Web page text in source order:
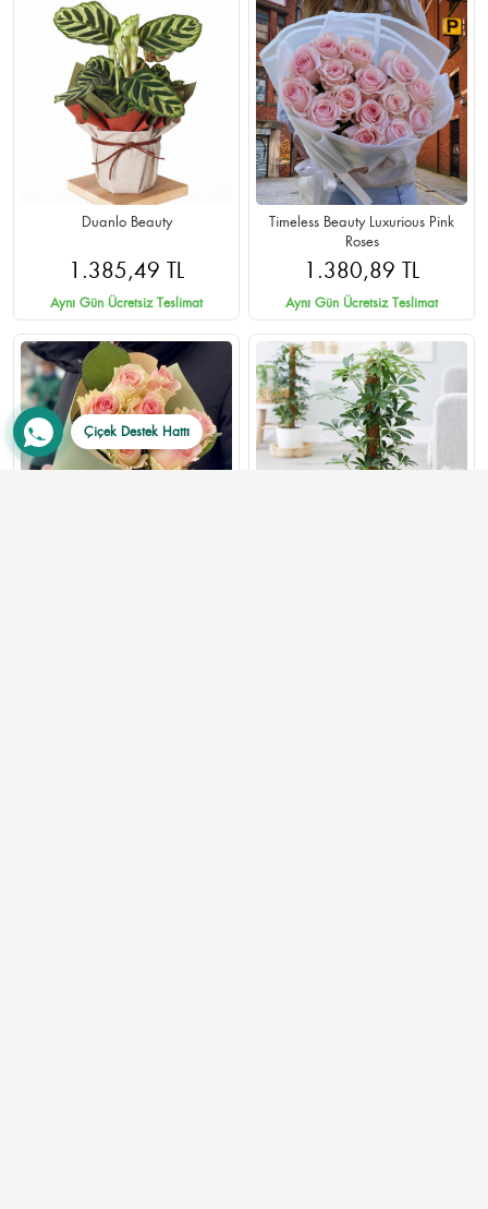
Duanlo Beauty
1.385,49 TL
Aynı Gün Ücretsiz Teslimat
Timeless Beauty Luxurious Pink
Roses
1.380,89 TL
Aynı Gün Ücretsiz Teslimat
Çiçek Destek Hattı